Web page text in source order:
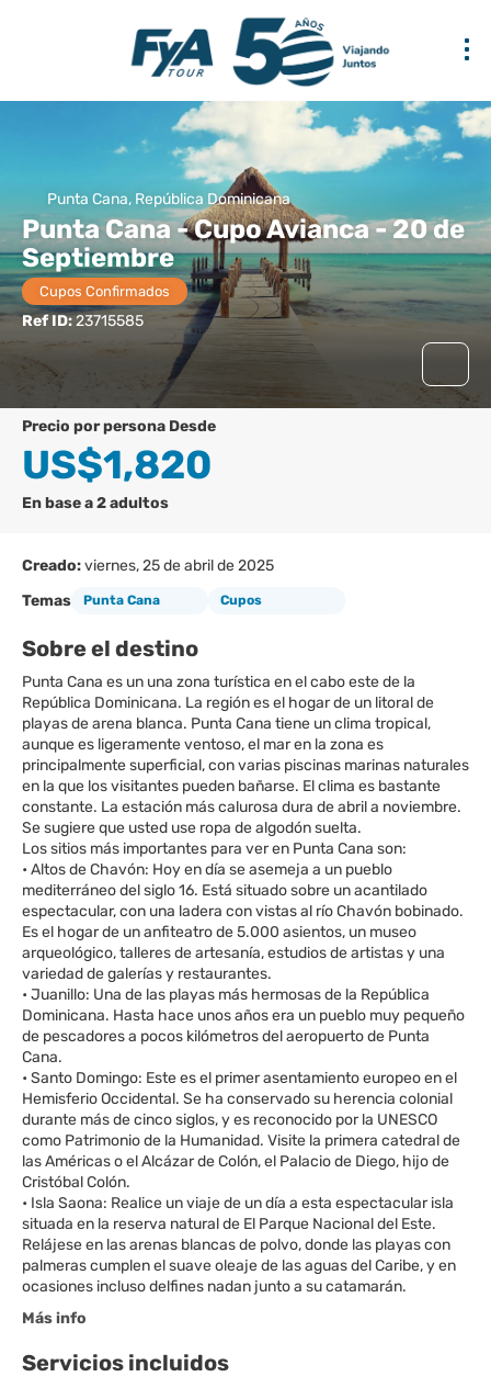
Punta Cana, República Dominicana
Punta Cana - Cupo Avianca - 20 de
Septiembre
Cupos Confirmados
Ref ID:23715585
precio por persona Desde
US$1,820
En base a 2 adultos
Creado:viernes, 25 de abril de 2025
Temas
Punta Cana Cupos
Sobre el destino
Punta Cana es un una zona turística en el cabo este de la
República Dominicana. La región es el hogar de un litoral de
playas de arena blanca. Punta Cana tiene un clima tropical,
aunque es ligeramente ventoso, el mar en la zona es
principalmente superficial, con varias piscinas marinas naturales
en la que los visitantes pueden bañarse. El clima es bastante
constante. La estación más calurosa dura de abril a noviembre.
Se sugiere que usted use ropa de algodón suelta.
Los sitios más importantes para ver en Punta Cana son:
• Altos de Chavón: Hoy en día se asemeja a un pueblo
mediterráneo del siglo 16. Está situado sobre un acantilado
espectacular, con una ladera con vistas al río Chavón bobinado.
Es el hogar de un anfiteatro de 5.000 asientos, un museo
arqueológico, talleres de artesanía, estudios de artistas y una
variedad de galerías y restaurantes.
• Juanillo: Una de las playas más hermosas de la República
Dominicana. Hasta hace unos años era un pueblo muy pequeño
de pescadores a pocos kilómetros del aeropuerto de Punta
Cana.
• Santo Domingo: Este es el primer asentamiento europeo en el
Hemisferio Occidental. Se ha conservado su herencia colonial
durante más de cinco siglos, y es reconocido por la UNESCO
como Patrimonio de la Humanidad. Visite la primera catedral de
las Américas o el Alcázar de Colón, el Palacio de Diego, hijo de
Cristóbal Colón.
• Isla Saona: Realice un viaje de un día a esta espectacular isla
situada en la reserva natural de El Parque Nacional del Este.
Relájese en las arenas blancas de polvo, donde las playas con
palmeras cumplen el suave oleaje de las aguas del Caribe, y en
Más info
Servicios incluidos